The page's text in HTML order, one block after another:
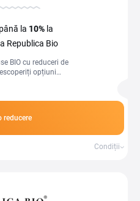
la 10% la
Republica Bio
BIO cu reduceri de
opțiuni
reducere
Condiții